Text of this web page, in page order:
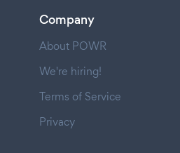
Company
About POWR
We're hiring!
Terms of Service
Privacy